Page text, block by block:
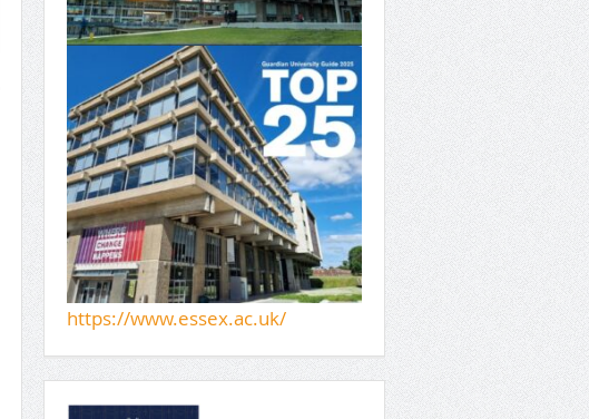
https://www.essex.ac.uk/